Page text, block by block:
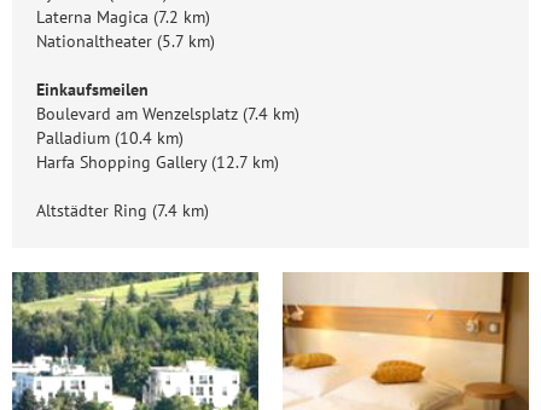
Laterna Magica (7.2 km)
Nationaltheater (5.7 km)
Einkaufsmeilen
Boulevard am Wenzelsplatz (7.4 km)
Palladium (10.4 km)
Harfa Shopping Gallery (12.7 km)
Altstädter Ring (7.4 km)